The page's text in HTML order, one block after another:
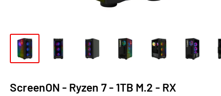
ScreenON - Ryzen 7 - 1TB M.2 - RX